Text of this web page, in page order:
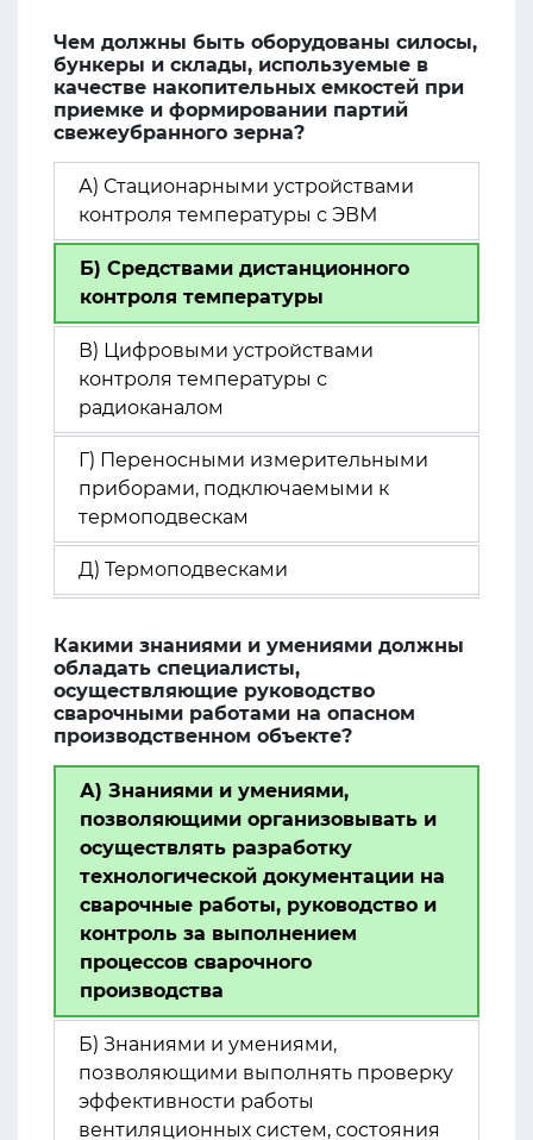
Чем должны быть оборудованы силосы,
бункеры и склады, используемые в
качестве накопительных емкостей при
приемке и формировании партий
свежеубранного зерна?
А) Стационарными устройствами
контроля температуры с ЭВМ
Б) Средствами дистанционного
контроля температуры
В) Цифровыми устройствами
контроля температуры с
радиоканалом
Г) Переносными измерительными
приборами, подключаемыми к
термоподвескам
Д) Термоподвесками
Какими знаниями и умениями должны
обладать специалисты,
осуществляющие руководство
сварочными работами на опасном
производственном объекте?
А) Знаниями и умениями,
позволяющими организовывать и
осуществлять разработку
технологической документации на
сварочные работы, руководство и
контроль за выполнением
процессов сварочного
производства
Б) Знаниями и умениями,
позволяющими выполнять проверку
эффективности работы
вентиляционных систем, состояния